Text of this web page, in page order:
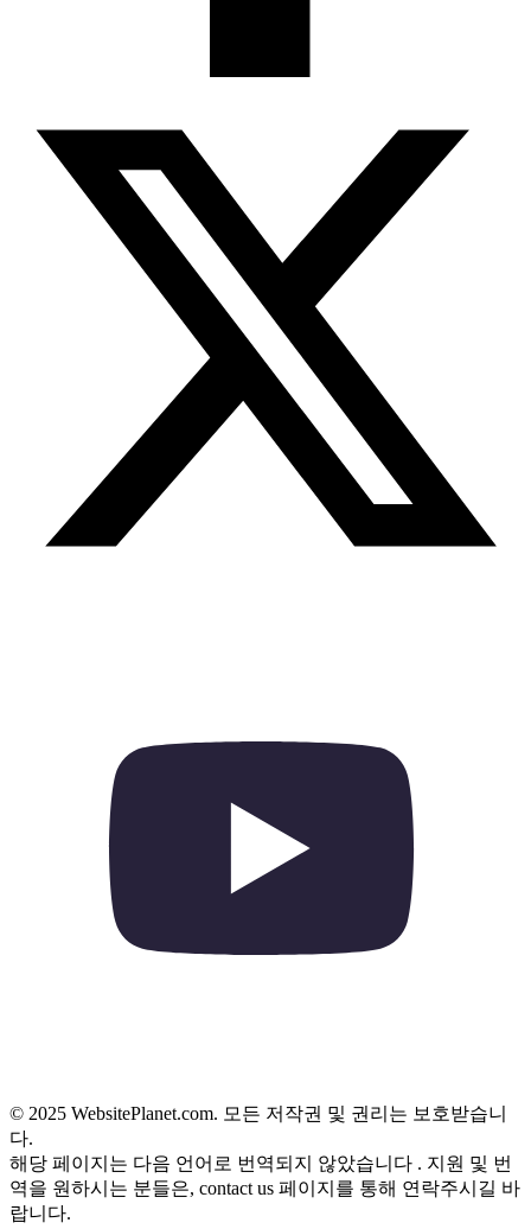
© 2025 WebsitePlanet.com. 모든 저작권 및 권리는 보호받습니
다.
해당 페이지는 다음 언어로 번역되지 않았습니다 . 지원 및 번
역을 원하시는 분들은, contact us 페이지를 통해 연락주시길 바
랍니다.